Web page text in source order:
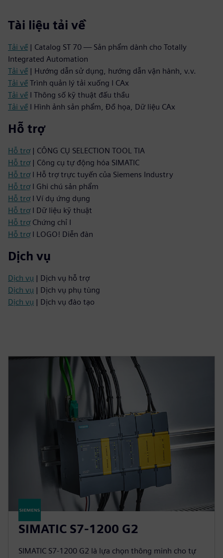
Tài liệu tải về
Tải về | Catalog ST 70 — Sản phẩm dành cho Totally
Integrated Automation
Tải về | Hướng dẫn sử dụng, hướng dẫn vận hành, v.v.
Tải về Trình quản lý tải xuống I CAx
Tải về I Thông số kỹ thuật đấu thầu
Tải về I Hình ảnh sản phẩm, Đồ họa, Dữ liệu CAx
Hỗ trợ
Hỗ trợ| CÔNG CỤ SELECTION TOOL TIA
Hỗ trợ| Công cụ tự động hóa SIMATIC
Hỗ trợI Hỗ trợ trực tuyến của Siemens Industry
Hỗ trợI Ghi chú sản phẩm
Hỗ trợI Ví dụ ứng dụng
Hỗ trợI Dữ liệu kỹ thuật
Hỗ trợChứng chỉ I
Hỗ trợI LOGO! Diễn đàn
Dịch vụ
Dịch vụ | Dịch vụ hỗ trợ
Dịch vụ | Dịch vụ phụ tùng
Dịch vụ | Dịch vụ đào tạo
SIMATIC S7-1200 G2
SIMATIC S7-1200 G2 là lựa chọn thông minh cho tự